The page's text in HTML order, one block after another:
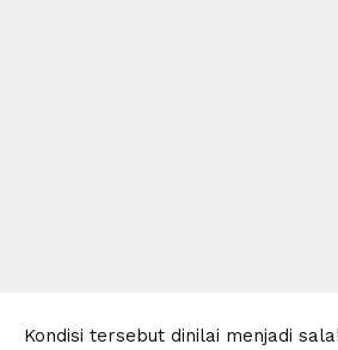
Kondisi tersebut dinilai menjadi